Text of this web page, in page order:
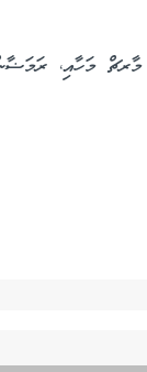
މަހާއި،